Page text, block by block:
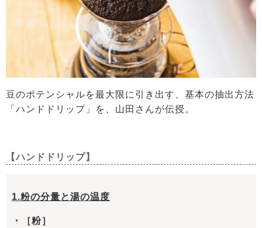
豆のポテンシャルを最大限に引き出す、基本の抽出方法
「ハンドドリップ」を、山田さんが伝授。
【ハンドドリップ】
1.粉の分量と湯の温度
・
［粉］